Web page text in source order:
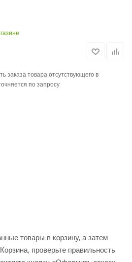
заказа товара отсутствующего в
по запросу
товары в корзину, а затем
проверьте правильность